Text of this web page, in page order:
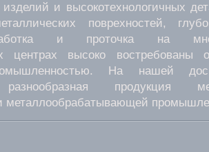
изделий и высокотехнологичных
поврехностей,
и проточка на
центрах высоко востребованы
На нашей
продукция
металлообрабатывающей